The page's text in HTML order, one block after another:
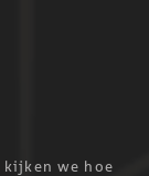
kijken we hoe